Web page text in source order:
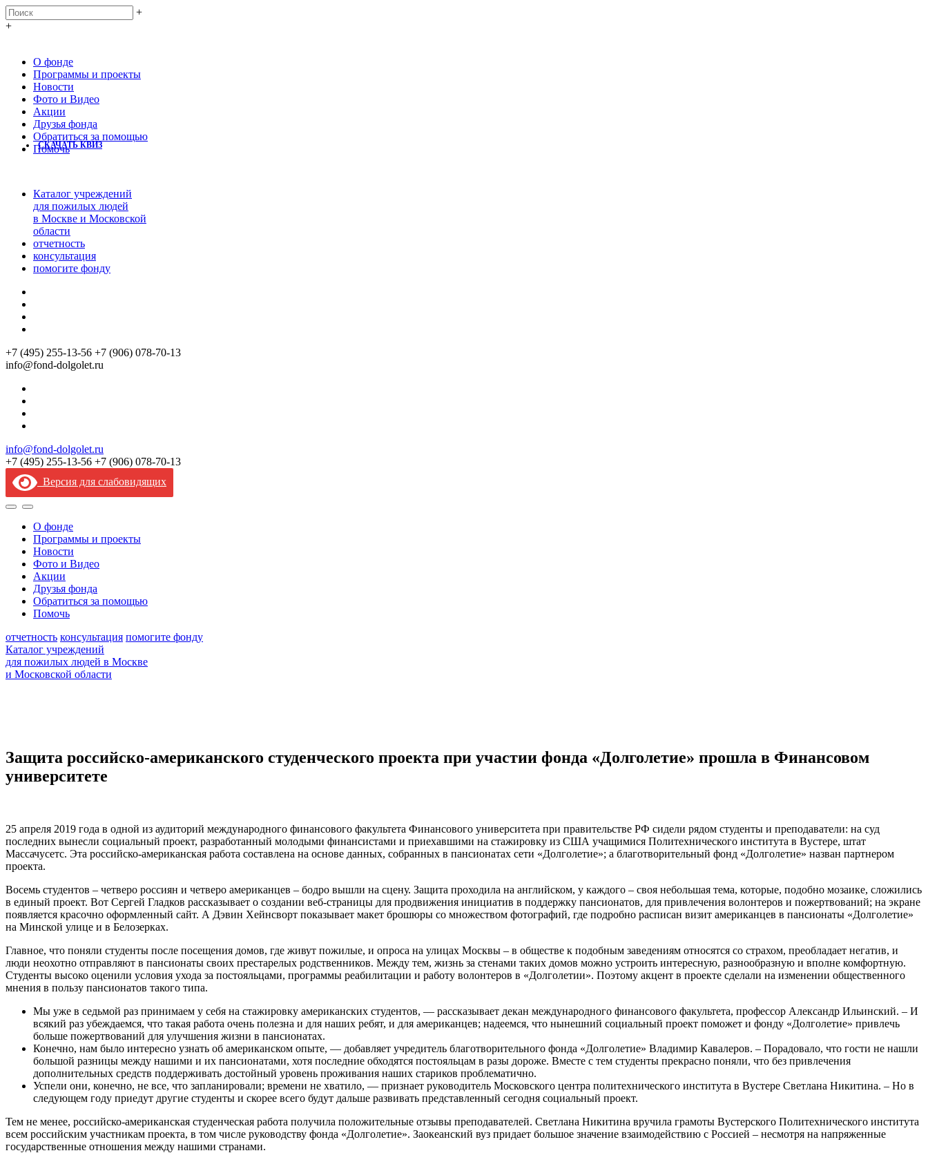
+
+
О фонде
Программы и проекты
Новости
Фото и Видео
Акции
Друзья фонда
Обратиться за помощью
Помочь
СКАЧАТЬ КВИЗ
Каталог учреждений
для пожилых людей
в Москве и Московской
области
отчетность
консультация
помогите фонду
+7 (495) 255‑13‑56 +7 (906) 078‑70‑13
info@fond-dolgolet.ru
info@fond-dolgolet.ru
+7 (495) 255‑13‑56 +7 (906) 078‑70‑13
Версия для слабовидящих
О фонде
Программы и проекты
Новости
Фото и Видео
Акции
Друзья фонда
Обратиться за помощью
Помочь
отчетность консультация помогите фонду
Каталог учреждений
для пожилых людей в Москве
и Московской области
Защита российско-американского студенческого проекта при участии фонда «Долголетие» прошла в Финансовом
университете
25 апреля 2019 года в одной из аудиторий международного финансового факультета Финансового университета при правительстве РФ сидели рядом студенты и преподаватели: на суд
последних вынесли социальный проект, разработанный молодыми финансистами и приехавшими на стажировку из США учащимися Политехнического института в Вустере, штат
Массачусетс. Эта российско-американская работа составлена на основе данных, собранных в пансионатах сети «Долголетие»; а благотворительный фонд «Долголетие» назван партнером
проекта.
Восемь студентов – четверо россиян и четверо американцев – бодро вышли на сцену. Защита проходила на английском, у каждого – своя небольшая тема, которые, подобно мозаике, сложились
в единый проект. Вот Сергей Гладков рассказывает о создании веб-страницы для продвижения инициатив в поддержку пансионатов, для привлечения волонтеров и пожертвований; на экране
появляется красочно оформленный сайт. А Дэвин Хейнсворт показывает макет брошюры со множеством фотографий, где подробно расписан визит американцев в пансионаты «Долголетие»
на Минской улице и в Белозерках.
Главное, что поняли студенты после посещения домов, где живут пожилые, и опроса на улицах Москвы – в обществе к подобным заведениям относятся со страхом, преобладает негатив, и
люди неохотно отправляют в пансионаты своих престарелых родственников. Между тем, жизнь за стенами таких домов можно устроить интересную, разнообразную и вполне комфортную.
Студенты высоко оценили условия ухода за постояльцами, программы реабилитации и работу волонтеров в «Долголетии». Поэтому акцент в проекте сделали на изменении общественного
мнения в пользу пансионатов такого типа.
Мы уже в седьмой раз принимаем у себя на стажировку американских студентов, — рассказывает декан международного финансового факультета, профессор Александр Ильинский. – И
всякий раз убеждаемся, что такая работа очень полезна и для наших ребят, и для американцев; надеемся, что нынешний социальный проект поможет и фонду «Долголетие» привлечь
больше пожертвований для улучшения жизни в пансионатах.
Конечно, нам было интересно узнать об американском опыте, — добавляет учредитель благотворительного фонда «Долголетие» Владимир Кавалеров. – Порадовало, что гости не нашли
большой разницы между нашими и их пансионатами, хотя последние обходятся постояльцам в разы дороже. Вместе с тем студенты прекрасно поняли, что без привлечения
дополнительных средств поддерживать достойный уровень проживания наших стариков проблематично.
Успели они, конечно, не все, что запланировали; времени не хватило, — признает руководитель Московского центра политехнического института в Вустере Светлана Никитина. – Но в
следующем году приедут другие студенты и скорее всего будут дальше развивать представленный сегодня социальный проект.
Тем не менее, российско-американская студенческая работа получила положительные отзывы преподавателей. Светлана Никитина вручила грамоты Вустерского Политехнического института
всем российским участникам проекта, в том числе руководству фонда «Долголетие». Заокеанский вуз придает большое значение взаимодействию с Россией – несмотря на напряженные
государственные отношения между нашими странами.